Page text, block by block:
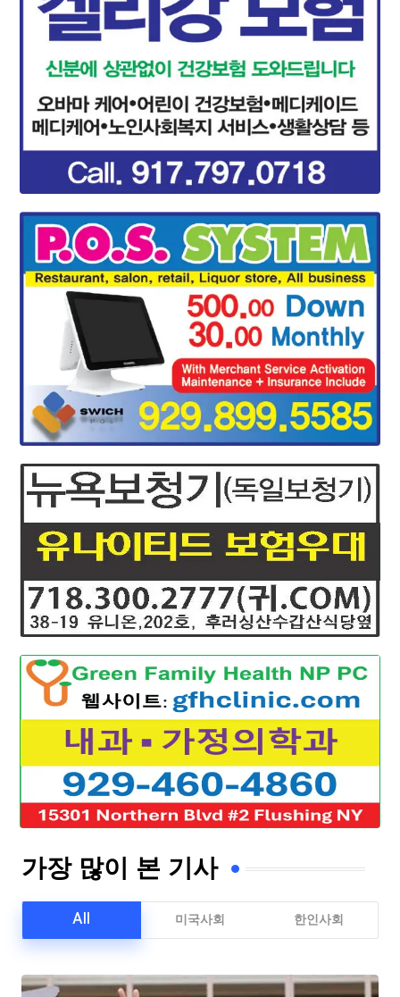
가장 많이 본 기사
All 미국사회 한인사회